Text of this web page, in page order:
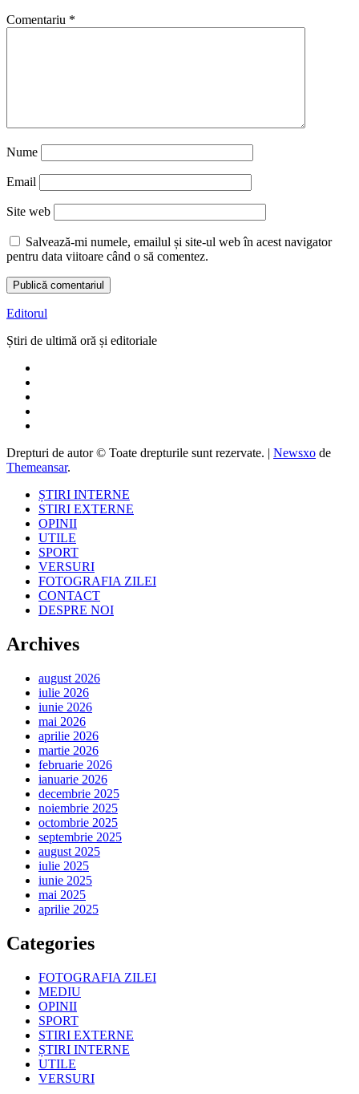
Comentariu *
Nume
Email
Site web
Salvează-mi numele, emailul și site-ul web în acest navigator
pentru data viitoare când o să comentez.
Editorul
Știri de ultimă oră și editoriale
Drepturi de autor © Toate drepturile sunt rezervate. | Newsxo de
Themeansar.
ȘTIRI INTERNE
STIRI EXTERNE
OPINII
UTILE
SPORT
VERSURI
FOTOGRAFIA ZILEI
CONTACT
DESPRE NOI
Archives
august 2026
iulie 2026
iunie 2026
mai 2026
aprilie 2026
martie 2026
februarie 2026
ianuarie 2026
decembrie 2025
noiembrie 2025
octombrie 2025
septembrie 2025
august 2025
iulie 2025
iunie 2025
mai 2025
aprilie 2025
Categories
FOTOGRAFIA ZILEI
MEDIU
OPINII
SPORT
STIRI EXTERNE
ȘTIRI INTERNE
UTILE
VERSURI